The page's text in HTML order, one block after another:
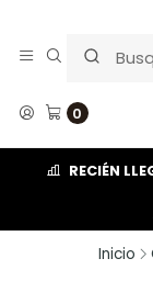
0
RECIÉN
Inicio